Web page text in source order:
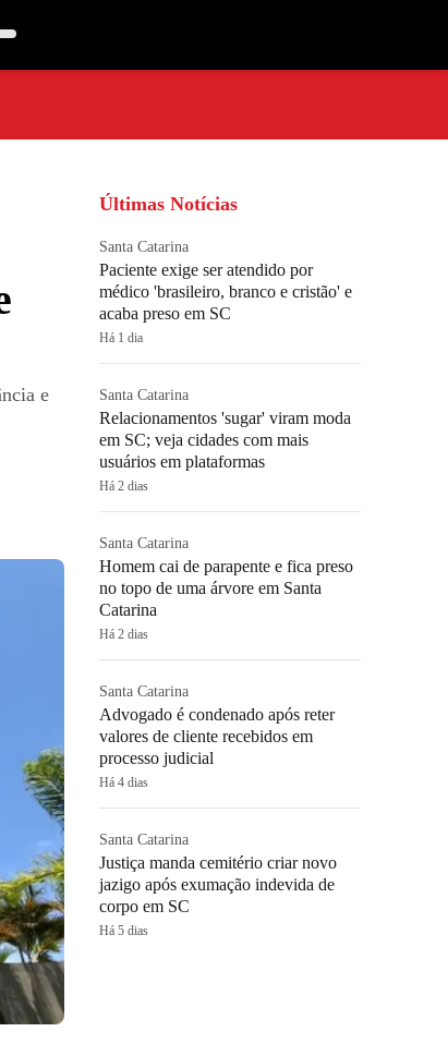
e
Últimas Notícias
Santa Catarina
Paciente exige ser atendido por
médico 'brasileiro, branco e cristão' e
acaba preso em SC
Há 1 dia
Santa Catarina
Relacionamentos 'sugar' viram moda
em SC; veja cidades com mais
usuários em plataformas
Há 2 dias
Santa Catarina
Homem cai de parapente e fica preso
no topo de uma árvore em Santa
Catarina
Há 2 dias
Santa Catarina
Advogado é condenado após reter
valores de cliente recebidos em
processo judicial
Há 4 dias
Santa Catarina
Justiça manda cemitério criar novo
jazigo após exumação indevida de
corpo em SC
Há 5 dias